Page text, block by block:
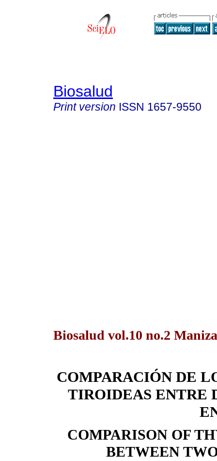
Biosalud
Print version ISSN 1657-9550
Biosalud vol.10 no.2
COMPARACIÓN DE
TIROIDEAS ENTRE
COMPARISON OF
BETWEEN